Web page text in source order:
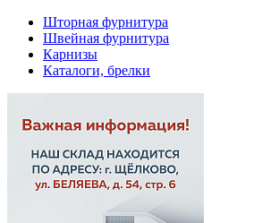
Шторная фурнитура
Швейная фурнитура
Карнизы
Каталоги, брелки